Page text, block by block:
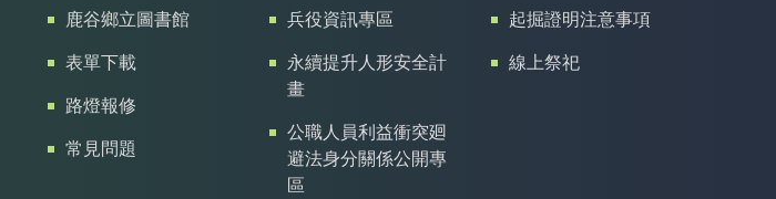
鹿谷鄉立圖書館
表單下載
路燈報修
常見問題
兵役資訊專區
永續提升人形安全計
畫
公職人員利益衝突廻
避法身分關係公開專
區
起掘證明注意事項
線上祭祀